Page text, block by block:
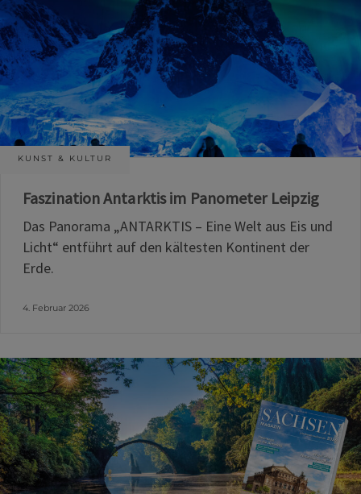
KUNST & KULTUR
Faszination Antarktis im Panometer Leipzig
Das Panorama „ANTARKTIS – Eine Welt aus Eis und
Licht“ entführt auf den kältesten Kontinent der
Erde.
4. Februar 2026